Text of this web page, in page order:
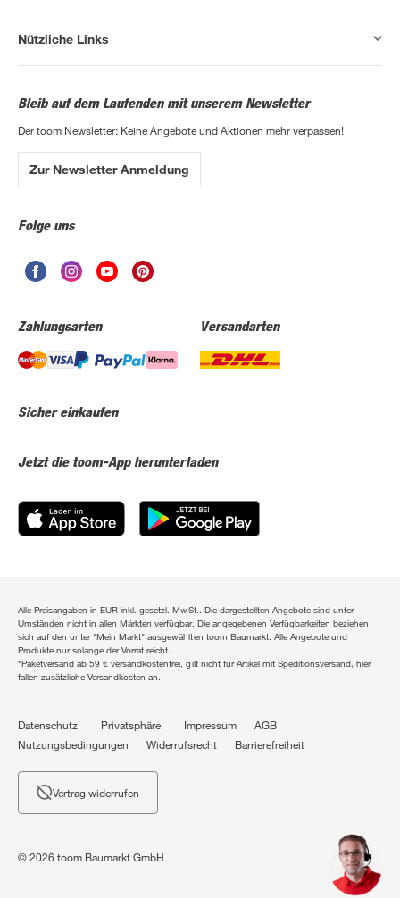
Nützliche Links
Bleib auf dem Laufenden mit unserem Newsletter
Der toom Newsletter: Keine Angebote und Aktionen mehr verpassen!
Zur Newsletter Anmeldung
Folge uns
Zahlungsarten Versandarten
Sicher einkaufen
Jetzt die toom-App herunterladen
Alle Preisangaben in EUR inkl. gesetzl. MwSt.. Die dargestellten Angebote sind unter
Umständen nicht in allen Märkten verfügbar. Die angegebenen Verfügbarkeiten beziehen
sich auf den unter "Mein Markt" ausgewählten toom Baumarkt. Alle Angebote und
Produkte nur solange der Vorrat reicht.
*Paketversand ab 59 € versandkostenfrei, gilt nicht für Artikel mit Speditionsversand, hier
fallen zusätzliche Versandkosten an.
Datenschutz Privatsphäre Impressum
AGB
Nutzungsbedingungen
Widerrufsrecht Barrierefreiheit
Vertrag widerrufen
© 2026 toom Baumarkt GmbH